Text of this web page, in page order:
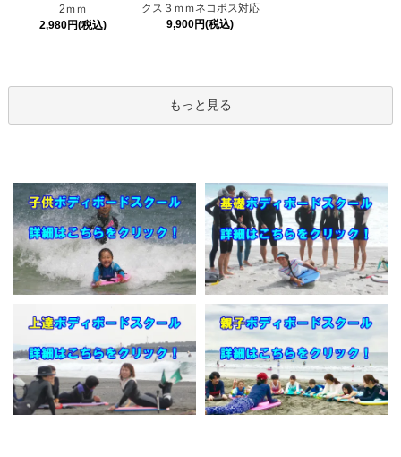
2ｍｍ
2,980円(税込)
クス３ｍｍネコポス対応
9,900円(税込)
もっと見る